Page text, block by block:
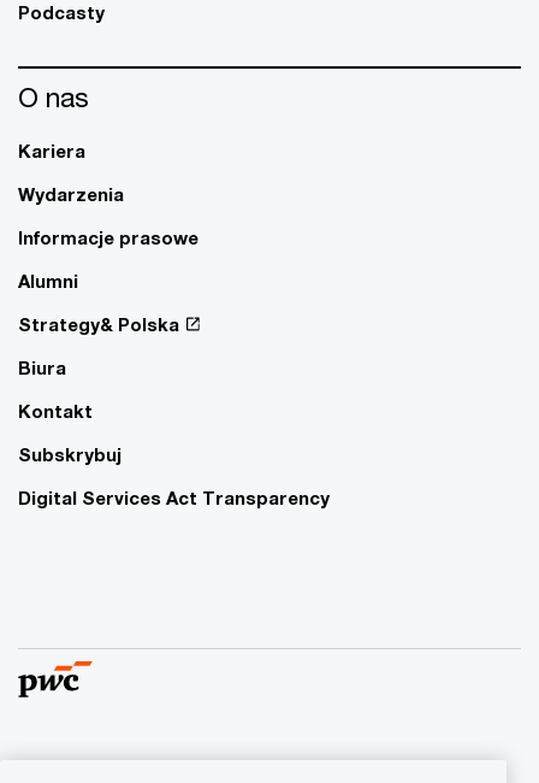
Podcasty
O nas
Kariera
Wydarzenia
Informacje prasowe
Alumni
Strategy& Polska
Biura
Kontakt
Subskrybuj
Digital Services Act Transparency
© 2015 - 2026 PwC. Wszelkie prawa zastrzeżone. Nazwa